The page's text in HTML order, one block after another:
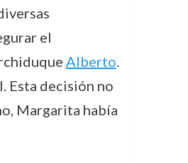
el
Alberto.
Esta decisión no
Margarita había